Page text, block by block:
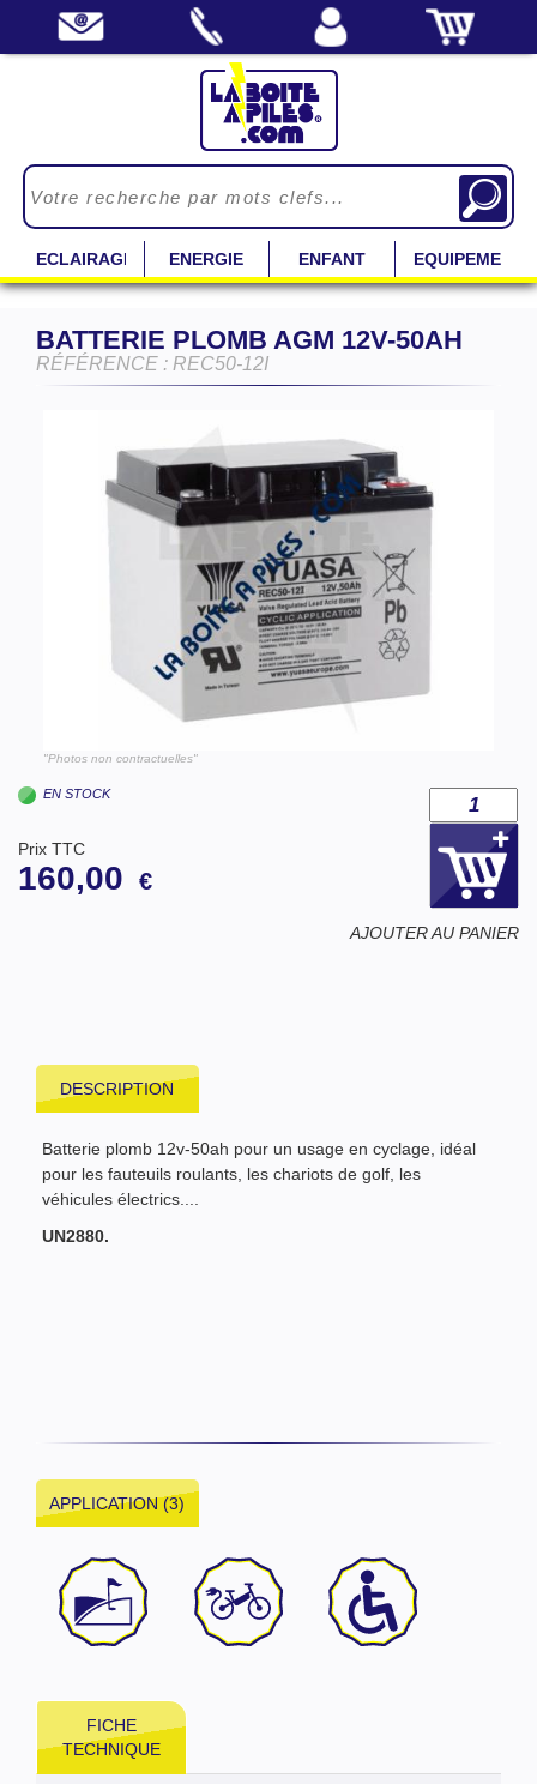
ECLAIRAGE ENERGIE ENFANT EQUIPEMENT
BATTERIE PLOMB AGM 12V-50AH
RÉFÉRENCE : REC50-12I
"Photos non contractuelles"
EN STOCK
Prix TTC
160,00 €
AJOUTER AU PANIER
DESCRIPTION
Batterie plomb 12v-50ah pour un usage en cyclage, idéal
pour les fauteuils roulants, les chariots de golf, les
véhicules électrics....
UN2880.
APPLICATION (3)
FICHE
TECHNIQUE